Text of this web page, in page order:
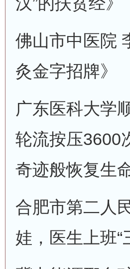
佛山市中医院
灸金字招牌》
广东医科大学
轮流按压3600
奇迹般恢复生
合肥市第二人
娃，医生上班